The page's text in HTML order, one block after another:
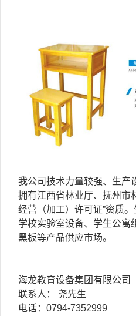
我公司技术力量较强、生产
拥有江西省林业厅、抚州市
经营（加工）许可证”资质。
学校实验室设备、学生公寓
黑板等产品供应市场。
海龙教育设备集团有限公司
联系人： 尧先生
电话：0794-7352999